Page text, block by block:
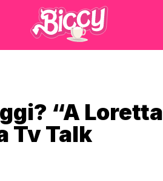
“A Loretta
Tv Talk